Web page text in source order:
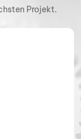
Projekt.